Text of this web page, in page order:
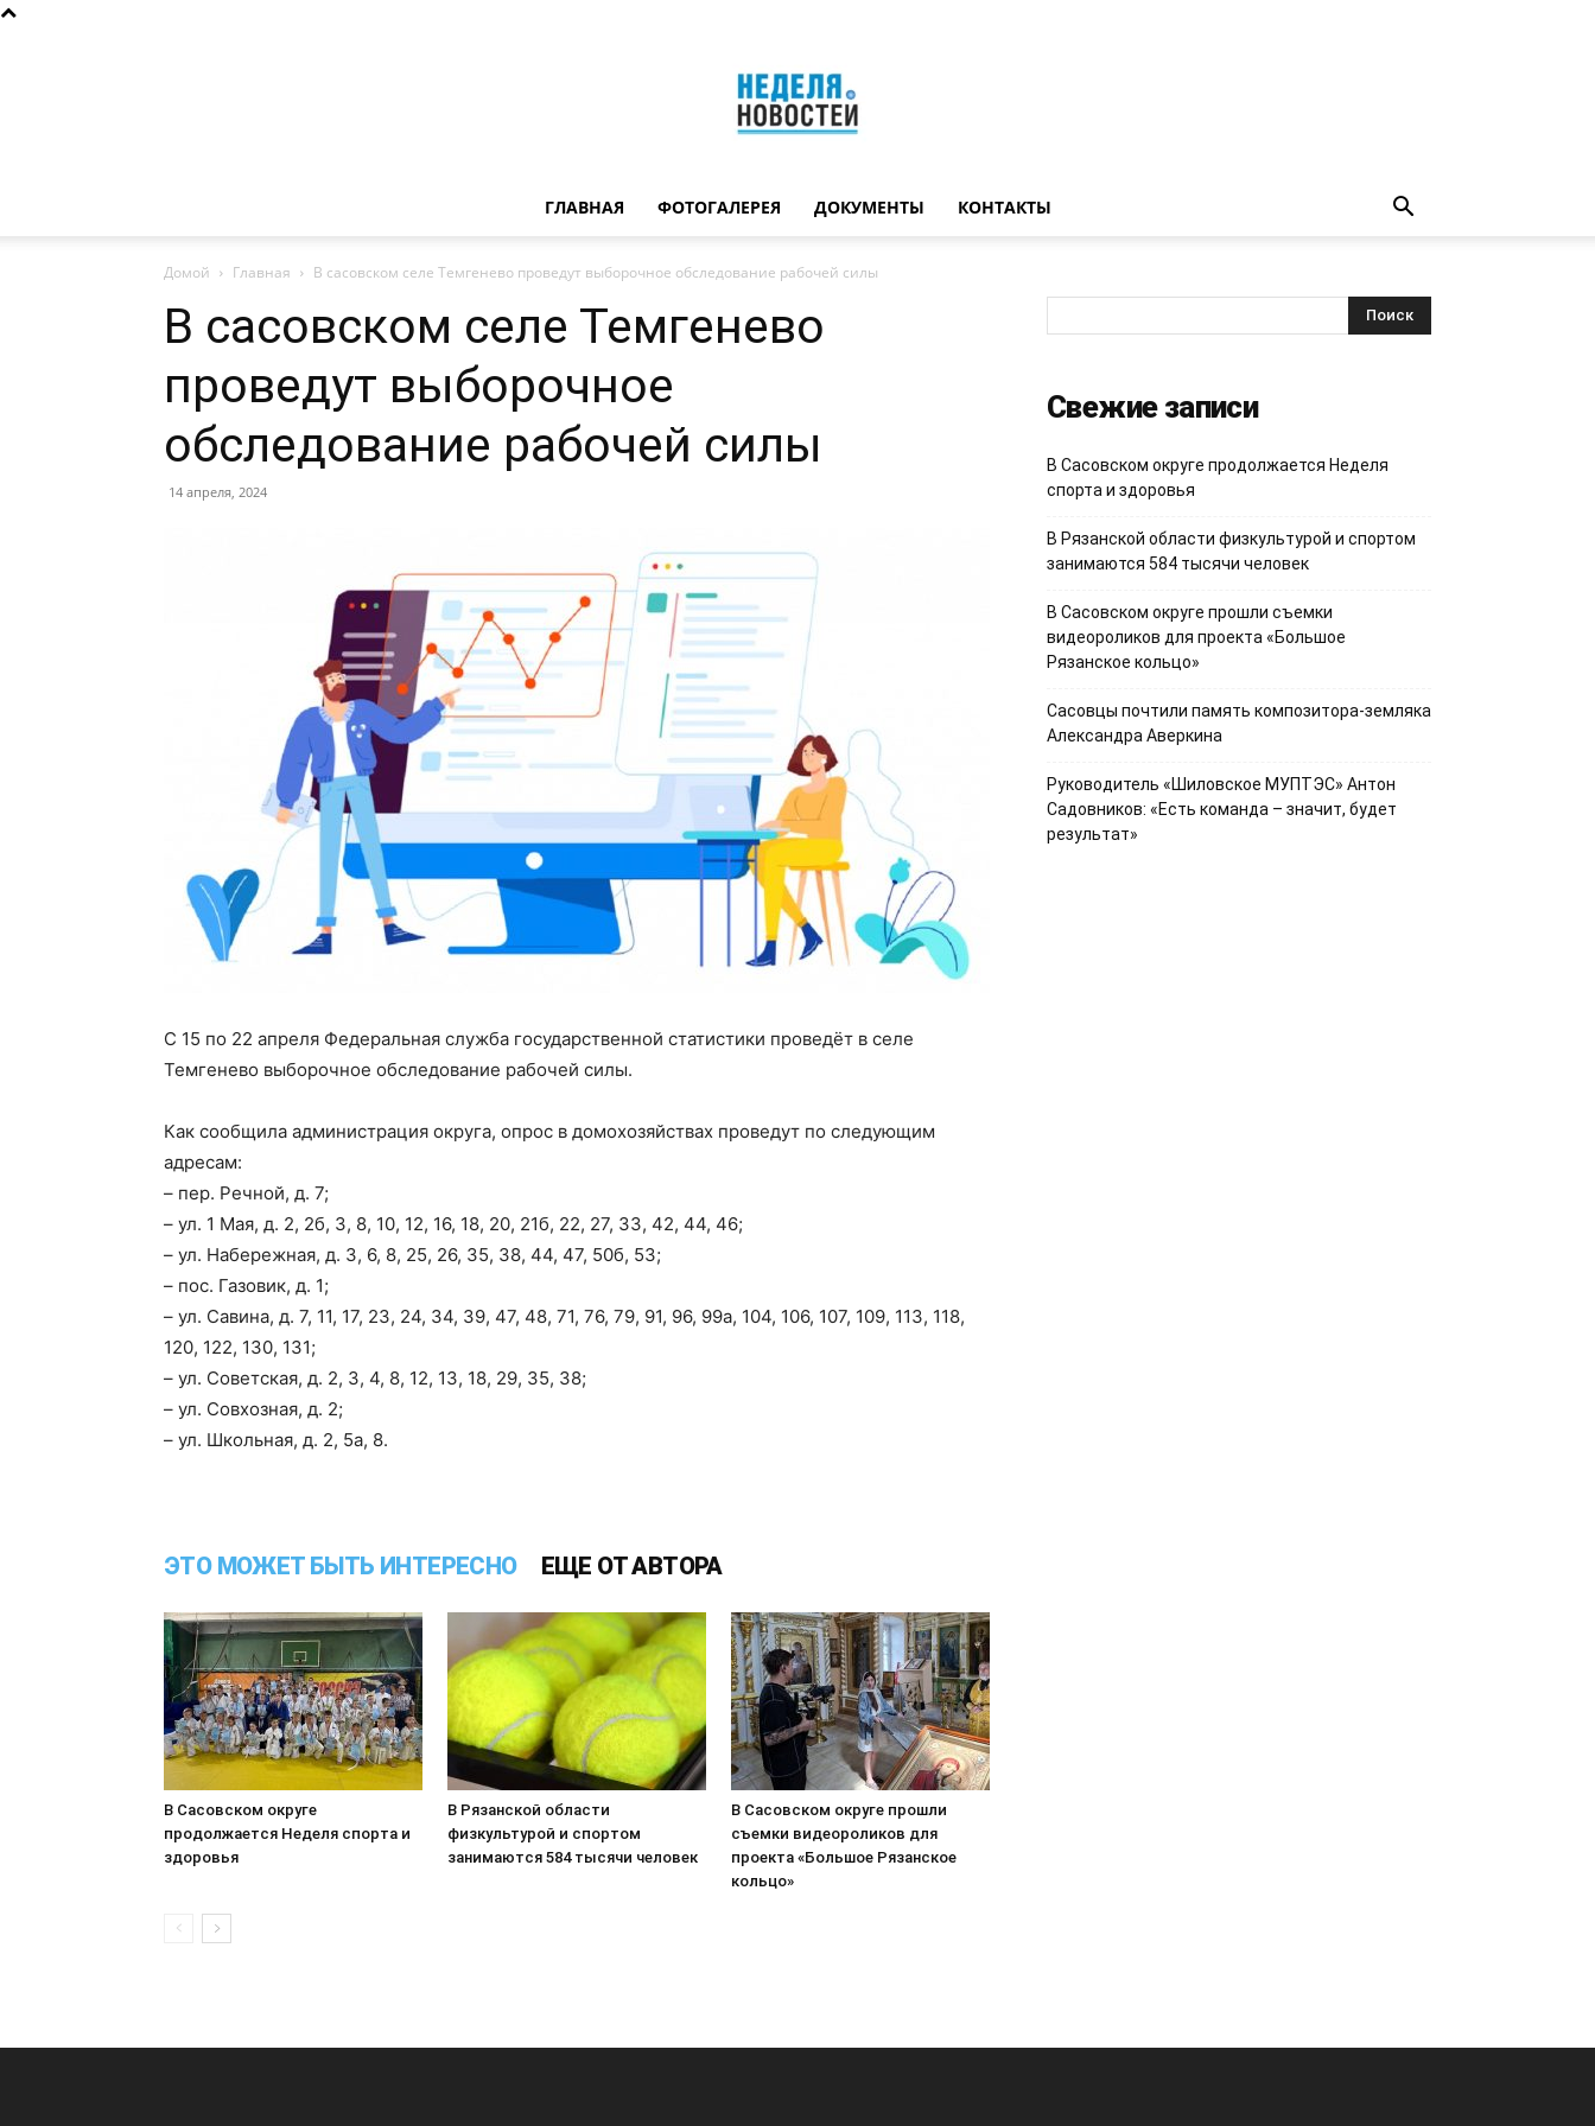
ГЛАВНАЯ ФОТОГАЛЕРЕЯ ДОКУМЕНТЫ КОНТАКТЫ
Домой Главная В сасовском селе Темгенево проведут выборочное обследование рабочей силы
В сасовском селе Темгенево
проведут выборочное
обследование рабочей силы
14 апреля, 2024
С 15 по 22 апреля Федеральная служба государственной статистики проведёт в селе
Темгенево выборочное обследование рабочей силы.
Как сообщила администрация округа, опрос в домохозяйствах проведут по следующим
адресам:
– пер. Речной, д. 7;
– ул. 1 Мая, д. 2, 2б, 3, 8, 10, 12, 16, 18, 20, 21б, 22, 27, 33, 42, 44, 46;
– ул. Набережная, д. 3, 6, 8, 25, 26, 35, 38, 44, 47, 50б, 53;
– пос. Газовик, д. 1;
– ул. Савина, д. 7, 11, 17, 23, 24, 34, 39, 47, 48, 71, 76, 79, 91, 96, 99а, 104, 106, 107, 109, 113, 118,
120, 122, 130, 131;
– ул. Советская, д. 2, 3, 4, 8, 12, 13, 18, 29, 35, 38;
– ул. Совхозная, д. 2;
– ул. Школьная, д. 2, 5а, 8.
ЭТО МОЖЕТ БЫТЬ ИНТЕРЕСНО ЕЩЕ ОТ АВТОРА
В Сасовском округе
продолжается Неделя спорта и
здоровья
В Рязанской области
физкультурой и спортом
занимаются 584 тысячи человек
В Сасовском округе прошли
съемки видеороликов для
проекта «Большое Рязанское
кольцо»
Свежие записи
В Сасовском округе продолжается Неделя
спорта и здоровья
В Рязанской области физкультурой и спортом
занимаются 584 тысячи человек
В Сасовском округе прошли съемки
видеороликов для проекта «Большое
Рязанское кольцо»
Сасовцы почтили память композитора-земляка
Александра Аверкина
Руководитель «Шиловское МУПТЭС» Антон
Садовников: «Есть команда – значит, будет
результат»